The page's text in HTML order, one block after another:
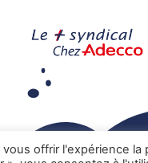
offrir l'expérience